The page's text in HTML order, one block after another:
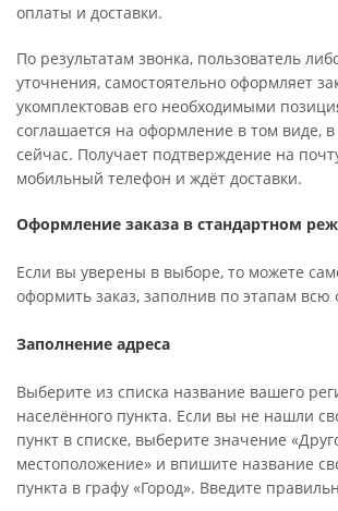
оплаты и доставки.
По результатам звонка, пользователь
уточнения, самостоятельно оформляет
укомплектовав его необходимыми
соглашается на оформление в том виде, в
сейчас. Получает подтверждение на
мобильный телефон и ждёт доставки.
Оформление заказа в стандартном
Если вы уверены в выборе, то можете
оформить заказ, заполнив по этапам всю
Заполнение адреса
Выберите из списка название вашего
населённого пункта. Если вы не нашли
пункт в списке, выберите значение
местоположение» и впишите название
пункта в графу «Город». Введите